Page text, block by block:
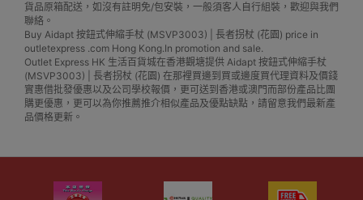
貨品原箱配送，如沒有註明免/包安裝，一般須客人自行組裝，歡迎與我們
聯絡。
Buy Aidapt 按鈕式伸縮手杖 (MSVP3003) | 長者拐杖 (花園) price in
outletexpress .com Hong Kong.In promotion and sale.
Outlet Express HK 生活百貨城在香港觀塘提供 Aidapt 按鈕式伸縮手杖
(MSVP3003) | 長者拐杖 (花園) 在那裡買邊到買或邊度買代理資料及價錢
實惠借批發優惠以及公司學校報價，更可送到香港或澳門而部份產品比團
購更優惠，更可以為你推薦推介相似產品及優點缺點，請留意我們最新產
品價格更新。